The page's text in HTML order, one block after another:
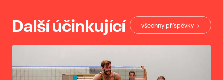
Další účinkující všechny příspěvky →